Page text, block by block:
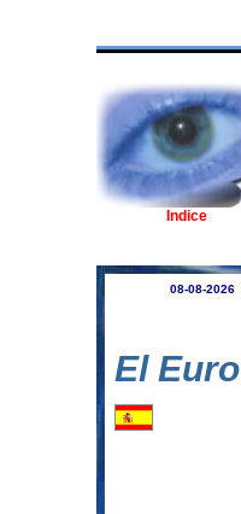
Indice
08-08-2026
El Euro